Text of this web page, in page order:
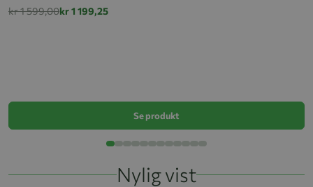
kr 1 599,00kr 1 199,25
Se produkt
Nylig vist